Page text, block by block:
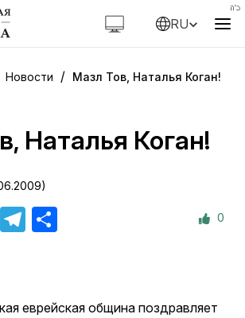
RU
Новости / Мазл Тов, Наталья Коган!
Наталья Коган!
Telegram 0
еврейская община поздравляет